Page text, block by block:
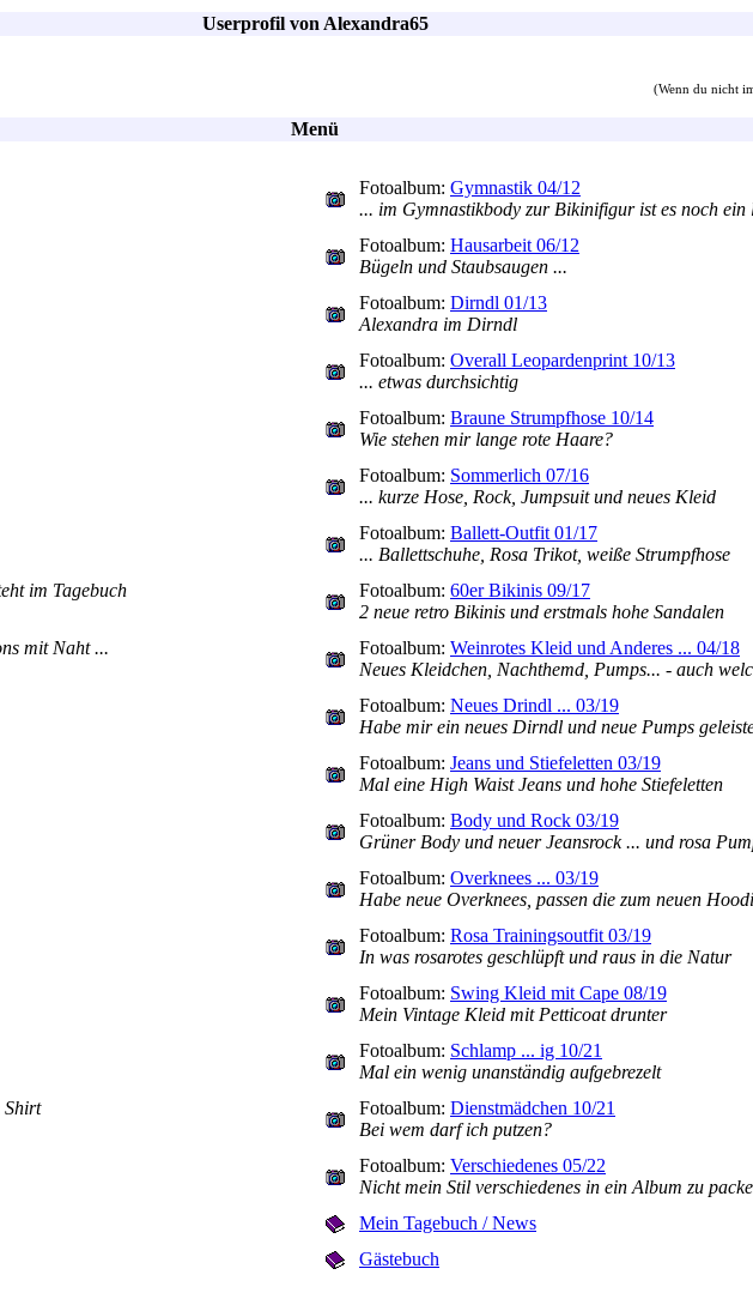
Userprofil von Alexandra65
(Wenn du nicht
Menü
im Tagebuch
mit Naht ...
Shirt
Fotoalbum: Gymnastik 04/12
... im Gymnastikbody zur Bikinifigur ist es noch ein
Fotoalbum: Hausarbeit 06/12
Bügeln und Staubsaugen ...
Fotoalbum: Dirndl 01/13
Alexandra im Dirndl
Fotoalbum: Overall Leopardenprint 10/13
... etwas durchsichtig
Fotoalbum: Braune Strumpfhose 10/14
Wie stehen mir lange rote Haare?
Fotoalbum: Sommerlich 07/16
... kurze Hose, Rock, Jumpsuit und neues Kleid
Fotoalbum: Ballett-Outfit 01/17
... Ballettschuhe, Rosa Trikot, weiße Strumpfhose
Fotoalbum: 60er Bikinis 09/17
2 neue retro Bikinis und erstmals hohe Sandalen
Fotoalbum: Weinrotes Kleid und Anderes ... 04/18
Neues Kleidchen, Nachthemd, Pumps... - auch
Fotoalbum: Neues Drindl ... 03/19
Habe mir ein neues Dirndl und neue Pumps
Fotoalbum: Jeans und Stiefeletten 03/19
Mal eine High Waist Jeans und hohe Stiefeletten
Fotoalbum: Body und Rock 03/19
Grüner Body und neuer Jeansrock ... und rosa
Fotoalbum: Overknees ... 03/19
Habe neue Overknees, passen die zum neuen
Fotoalbum: Rosa Trainingsoutfit 03/19
In was rosarotes geschlüpft und raus in die Natur
Fotoalbum: Swing Kleid mit Cape 08/19
Mein Vintage Kleid mit Petticoat drunter
Fotoalbum: Schlamp ... ig 10/21
Mal ein wenig unanständig aufgebrezelt
Fotoalbum: Dienstmädchen 10/21
Bei wem darf ich putzen?
Fotoalbum: Verschiedenes 05/22
Nicht mein Stil verschiedenes in ein Album zu
Mein Tagebuch / News
Gästebuch